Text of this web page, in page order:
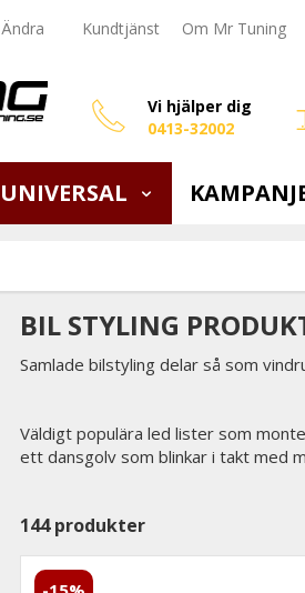
Ändra Kundtjänst Om Mr Tuning
Vi hjälper dig
0413-32002
UNIVERSAL
BIL STYLING
Samlade bilstyling delar så som
Väldigt populära led lister som
ett dansgolv som blinkar i takt med
144produkter